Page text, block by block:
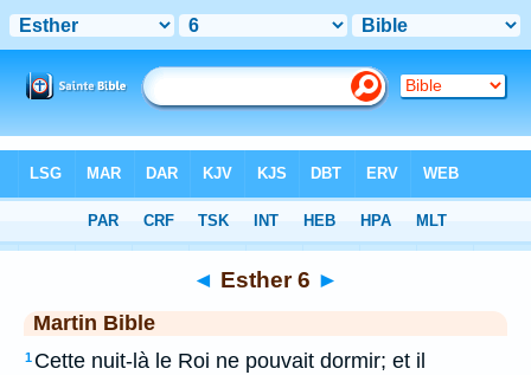
> Esther 6
◄ Esther 6 ►
Martin Bible
1 Cette nuit-là le Roi ne pouvait dormir; et il